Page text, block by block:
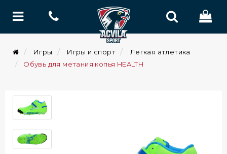
Игры Игры и спорт
Легкая атлетика
Обувь для метания копья HEALTH